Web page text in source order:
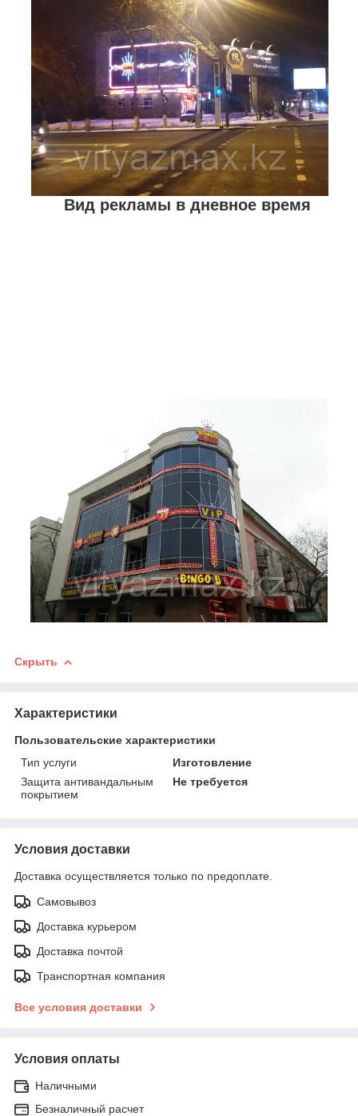
Вид рекламы в дневное время
Скрыть
Характеристики
Пользовательские характеристики
Тип услуги
Изготовление
Защита антивандальным
покрытием
Не требуется
Условия доставки
Доставка осуществляется только по предоплате.
Самовывоз
Доставка курьером
Доставка почтой
Транспортная компания
Все условия доставки
Условия оплаты
Наличными
Безналичный расчет